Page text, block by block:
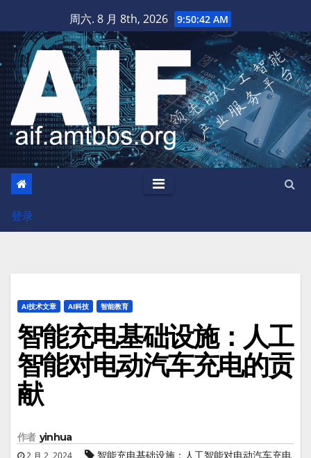
至
内
容
周六. 8 月 8th, 2026 9:50:43 AM
登录
AI技术文章 AI科技 智能教育
智能充电基础设施：人工
智能对电动汽车充电的贡
献
作者 yinhua
2 月 2, 2024
智能充电基础设施：人工智能对电动汽车充电